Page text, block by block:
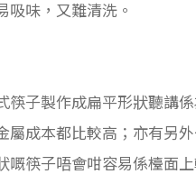
吸味，又難清洗。
筷子製作成扁平形狀聽講
屬成本都比較高；亦有另
嘅筷子唔會咁容易係檯面上